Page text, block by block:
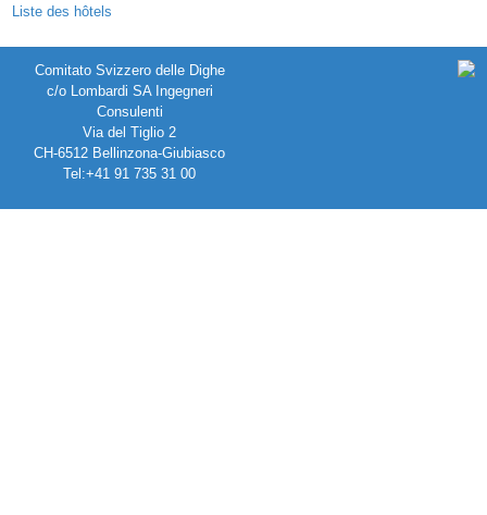
Liste des hôtels
Comitato Svizzero delle Dighe
c/o Lombardi SA Ingegneri
Consulenti
Via del Tiglio 2
CH-6512 Bellinzona-Giubiasco
Tel:+41 91 735 31 00